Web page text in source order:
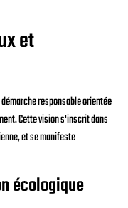
et
responsable orientée
Cette vision s'inscrit dans
et se manifeste
écologique